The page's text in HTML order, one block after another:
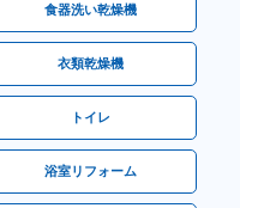
食器洗い乾燥機
衣類乾燥機
トイレ
浴室リフォーム